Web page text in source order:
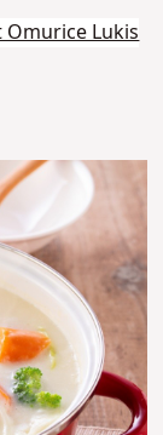
Omurice Lukis